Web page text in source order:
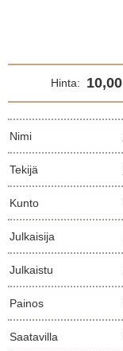
Hinta:
Nimi
Tekijä
Kunto
Julkaisija
Julkaistu
Painos
Saatavilla